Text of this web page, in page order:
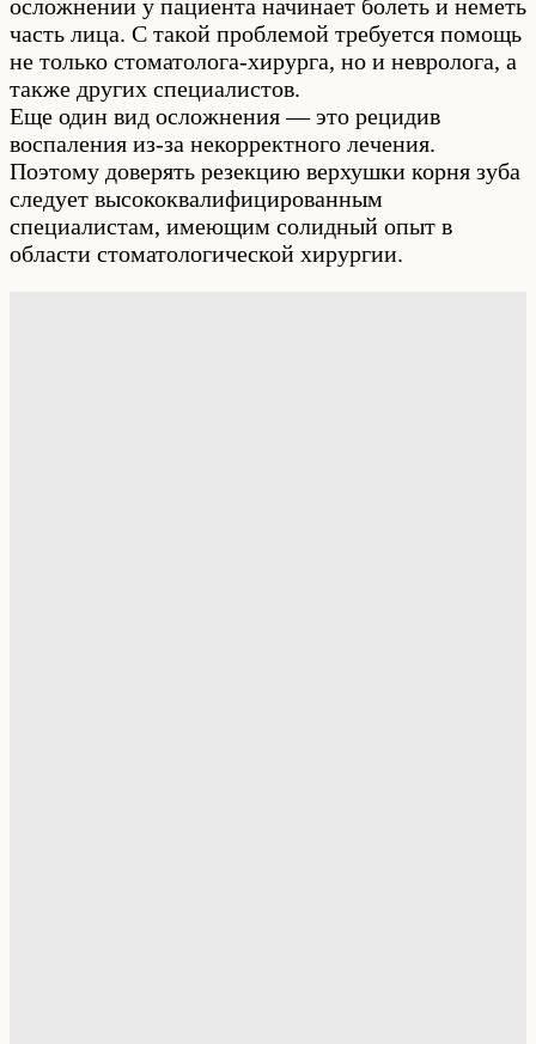
осложнении у пациента начинает болеть и неметь
часть лица. С такой проблемой требуется помощь
не только стоматолога-хирурга, но и невролога, а
также других специалистов.
Еще один вид осложнения — это рецидив
воспаления из-за некорректного лечения.
Поэтому доверять резекцию верхушки корня зуба
следует высококвалифицированным
специалистам, имеющим солидный опыт в
области стоматологической хирургии.